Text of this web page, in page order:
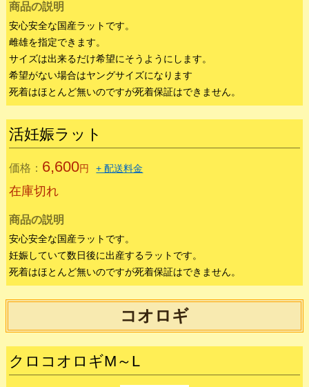
活指定ラット
価格：4,400円 + 配送料金
指定ラット♂
4,400円
指定ラット♀
5,500円
在庫切れ
商品の説明
安心安全な国産ラットです。
サイズは出来るだけ希望にそうようにします。
希望がない場合はヤングサイズになります
活妊娠ラット
価格：6,600
在庫切れ
商品の説明
安心安全な国産ラットです。